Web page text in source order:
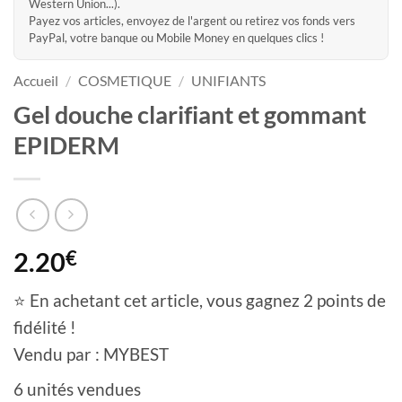
Western Union...).
Payez vos articles, envoyez de l'argent ou retirez vos fonds vers
PayPal, votre banque ou Mobile Money en quelques clics !
Accueil / COSMETIQUE / UNIFIANTS
Gel douche clarifiant et gommant
EPIDERM
2.20€
⭐ En achetant cet article, vous gagnez 2 points de
fidélité !
Vendu par : MYBEST
6 unités vendues